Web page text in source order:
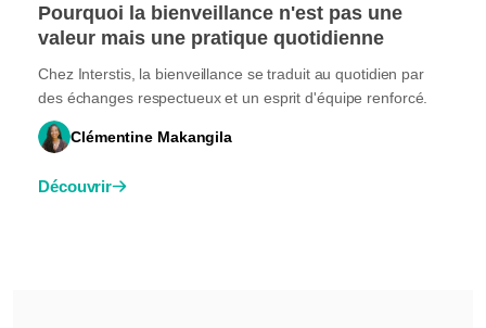
Pourquoi la bienveillance n'est pas une
valeur mais une pratique quotidienne
Chez Interstis, la bienveillance se traduit au quotidien par
des échanges respectueux et un esprit d'équipe renforcé.
Clémentine Makangila
Découvrir